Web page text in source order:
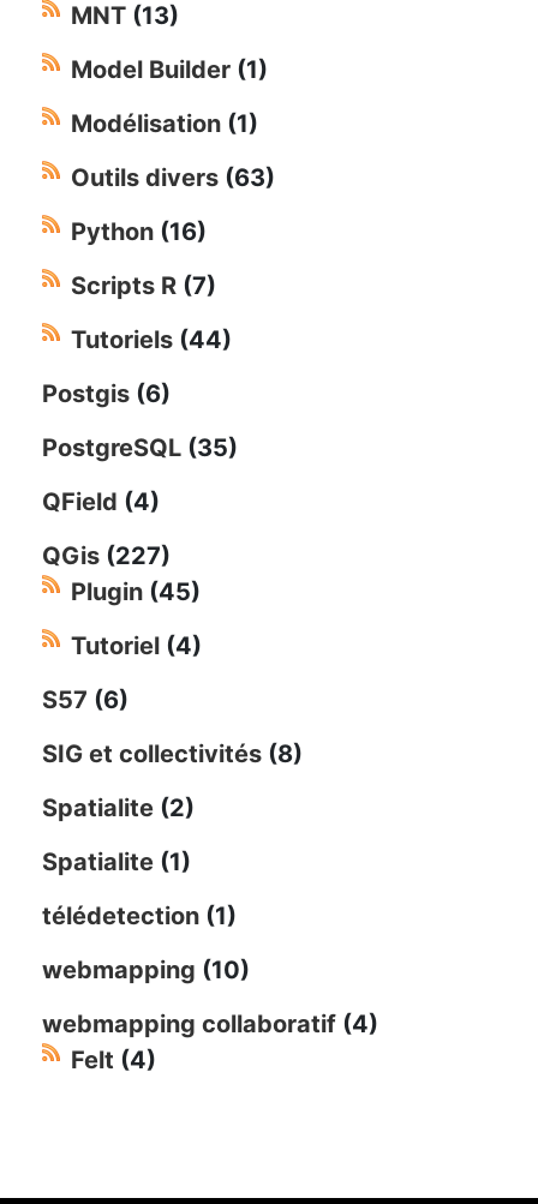
MNT (13)
Model Builder (1)
Modélisation (1)
Outils divers (63)
Python (16)
Scripts R (7)
Tutoriels (44)
Postgis (6)
PostgreSQL (35)
QField (4)
QGis (227)
Plugin (45)
Tutoriel (4)
S57 (6)
SIG et collectivités (8)
Spatialite (2)
Spatialite (1)
télédetection (1)
webmapping (10)
webmapping collaboratif (4)
Felt (4)